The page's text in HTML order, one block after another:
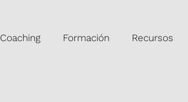
Coaching Formación Recursos